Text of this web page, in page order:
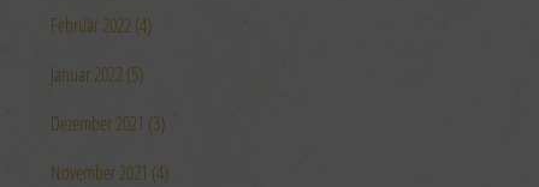
Februar 2022 (4)
Januar 2022 (5)
Dezember 2021 (3)
November 2021 (4)